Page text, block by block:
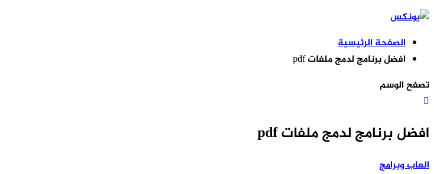
الصفحة الرئيسية
افضل برنامج لدمج ملفات pdf
تصفح الوسم
افضل برنامج لدمج ملفات pdf
العاب وبرامج